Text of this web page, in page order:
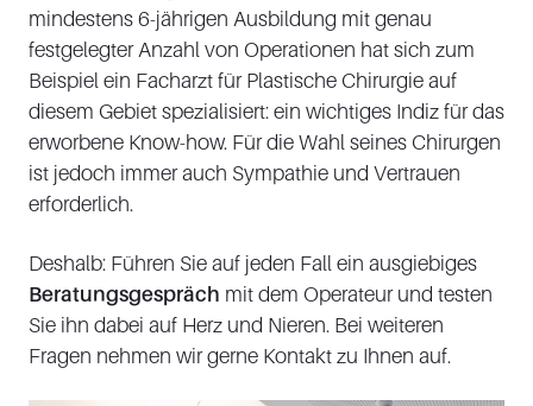
mindestens 6-jährigen Ausbildung mit genau
festgelegter Anzahl von Operationen hat sich zum
Beispiel ein Facharzt für Plastische Chirurgie auf
diesem Gebiet spezialisiert: ein wichtiges Indiz für das
erworbene Know-how. Für die Wahl seines Chirurgen
ist jedoch immer auch Sympathie und Vertrauen
erforderlich.
Deshalb: Führen Sie auf jeden Fall ein ausgiebiges
Beratungsgespräch mit dem Operateur und testen
Sie ihn dabei auf Herz und Nieren. Bei weiteren
Fragen nehmen wir gerne Kontakt zu Ihnen auf.